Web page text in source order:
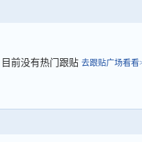
目前没有热门跟贴 去跟贴广场看看